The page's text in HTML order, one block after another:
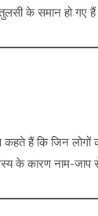
के समान हो गए हैं।
हैं कि जिन लोगों
के कारण नाम-जाप से